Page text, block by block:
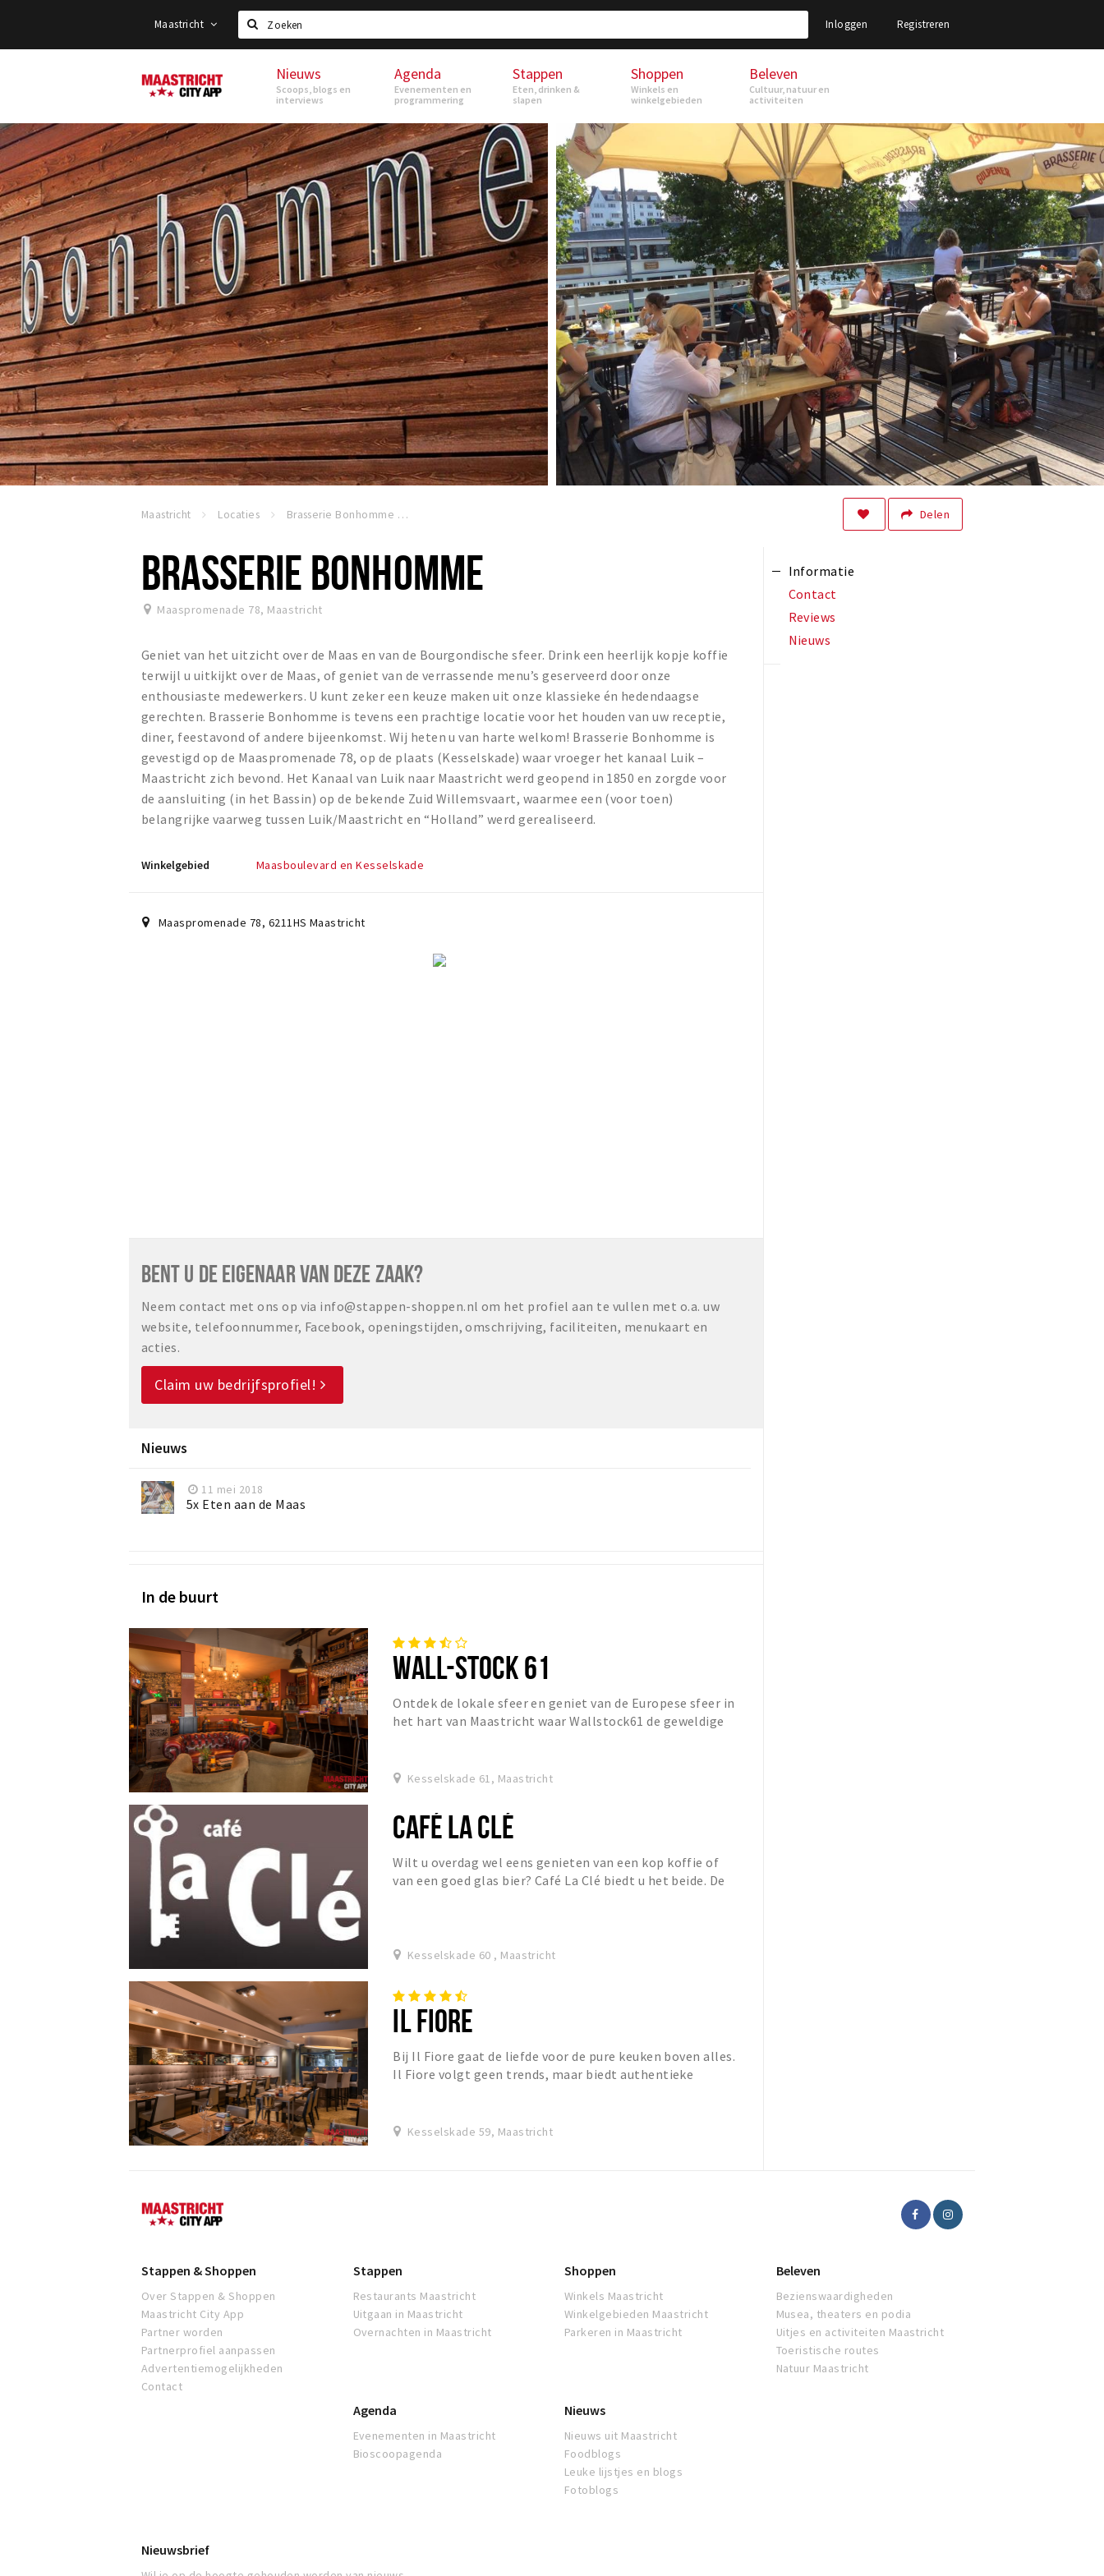
Maastricht
Zoeken
Inloggen Registreren
Maastricht Nieuws
Scoops, blogs en
interviews
Agenda
Evenementen en
programmering
Stappen
Eten, drinken &
slapen
Shoppen
Winkels en
winkelgebieden
Beleven
Cultuur, natuur en
activiteiten
Maastricht Locaties Brasserie Bonhomme Delen
BRASSERIE BONHOMME
Maaspromenade 78, Maastricht
Geniet van het uitzicht over de Maas en van de Bourgondische sfeer. Drink een heerlijk kopje koffie
terwijl u uitkijkt over de Maas, of geniet van de verrassende menu’s geserveerd door onze
enthousiaste medewerkers. U kunt zeker een keuze maken uit onze klassieke én hedendaagse
gerechten. Brasserie Bonhomme is tevens een prachtige locatie voor het houden van uw receptie,
diner, feestavond of andere bijeenkomst. Wij heten u van harte welkom! Brasserie Bonhomme is
gevestigd op de Maaspromenade 78, op de plaats (Kesselskade) waar vroeger het kanaal Luik –
Maastricht zich bevond. Het Kanaal van Luik naar Maastricht werd geopend in 1850 en zorgde voor
de aansluiting (in het Bassin) op de bekende Zuid Willemsvaart, waarmee een (voor toen)
belangrijke vaarweg tussen Luik/Maastricht en “Holland” werd gerealiseerd.
Winkelgebied Maasboulevard en Kesselskade
Maaspromenade 78, 6211HS Maastricht
BENT U DE EIGENAAR VAN DEZE ZAAK?
Neem contact met ons op via info@stappen-shoppen.nl om het profiel aan te vullen met o.a. uw
website, telefoonnummer, Facebook, openingstijden, omschrijving, faciliteiten, menukaart en
acties.
Claim uw bedrijfsprofiel!
Nieuws
11 mei 2018
5x Eten aan de Maas
In de buurt
WALL-STOCK 61
Ontdek de lokale sfeer en geniet van de Europese sfeer in
het hart van Maastricht waar Wallstock61 de geweldige
Kesselskade 61, Maastricht
CAFÉ LA CLÉ
Wilt u overdag wel eens genieten van een kop koffie of
van een goed glas bier? Café La Clé biedt u het beide. De
Kesselskade 60 , Maastricht
IL FIORE
Bij Il Fiore gaat de liefde voor de pure keuken boven alles.
Il Fiore volgt geen trends, maar biedt authentieke
Kesselskade 59, Maastricht
Informatie
Contact
Reviews
Nieuws
Maastricht
Stappen & Shoppen
Over Stappen & Shoppen
Maastricht City App
Partner worden
Partnerprofiel aanpassen
Advertentiemogelijkheden
Contact
Stappen
Restaurants Maastricht
Uitgaan in Maastricht
Overnachten in Maastricht
Shoppen
Winkels Maastricht
Winkelgebieden Maastricht
Parkeren in Maastricht
Beleven
Bezienswaardigheden
Musea, theaters en podia
Uitjes en activiteiten Maastricht
Toeristische routes
Natuur Maastricht
Agenda
Evenementen in Maastricht
Bioscoopagenda
Nieuws
Nieuws uit Maastricht
Foodblogs
Leuke lijstjes en blogs
Fotoblogs
Nieuwsbrief